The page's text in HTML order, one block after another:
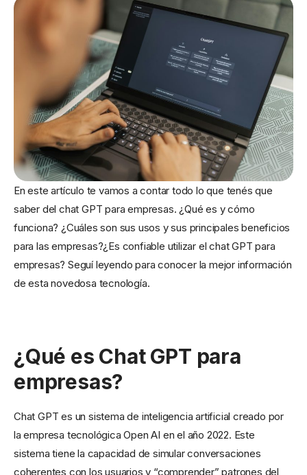
En este artículo te vamos a contar todo lo que tenés que
saber del chat GPT para empresas. ¿Qué es y cómo
funciona? ¿Cuáles son sus usos y sus principales beneficios
para las empresas?¿Es confiable utilizar el chat GPT para
empresas? Seguí leyendo para conocer la mejor información
de esta novedosa tecnología.
¿Qué es Chat GPT para
empresas?
Chat GPT es un sistema de inteligencia artificial creado por
la empresa tecnológica Open AI en el año 2022. Este
sistema tiene la capacidad de simular conversaciones
coherentes con los usuarios y “comprender” patrones del